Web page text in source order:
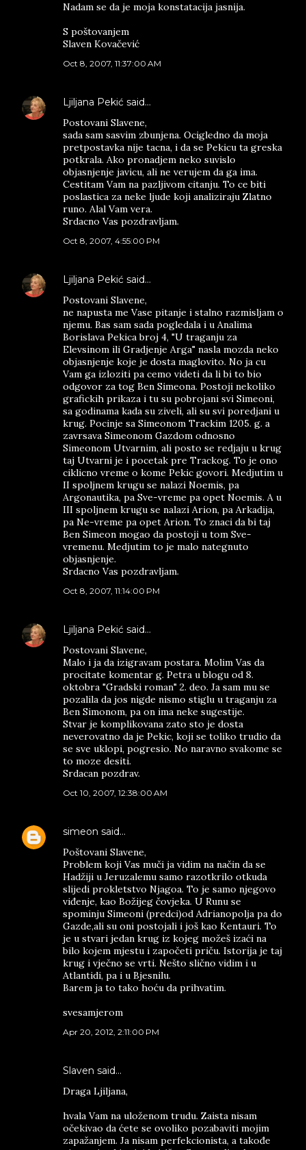
Nadam se da je moja konstatacija jasnija.
S poštovanjem
Slaven Kovačević
Oct 8, 2007, 11:37:00 AM
Ljiljana Pekić said…
Postovani Slavene,
sada sam sasvim zbunjena. Ocigledno da moja
pretpostavka nije tacna, i da se Pekicu ta greska
potkrala. Ako pronadjem neko suvislo
objasnjenje javicu, ali ne verujem da ga ima.
Cestitam Vam na pazljivom citanju. To ce biti
poslastica za neke ljude koji analiziraju Zlatno
runo. Alal Vam vera.
Srdacno Vas pozdravljam.
Oct 8, 2007, 4:55:00 PM
Ljiljana Pekić said…
Postovani Slavene,
ne napusta me Vase pitanje i stalno razmisljam o
njemu. Bas sam sada pogledala i u Analima
Borislava Pekica broj 4, "U traganju za
Elevsinom ili Gradjenje Arga" nasla mozda neko
objasnjenje koje je dosta maglovito. No ja cu
Vam ga izloziti pa cemo videti da li bi to bio
odgovor za tog Ben Simeona. Postoji nekoliko
grafickih prikaza i tu su pobrojani svi Simeoni,
sa godinama kada su ziveli, ali su svi poredjani u
krug. Pocinje sa Simeonom Trackim 1205. g. a
zavrsava Simeonom Gazdom odnosno
Simeonom Utvarnim, ali posto se redjaju u krug
taj Utvarni je i pocetak pre Trackog. To je ono
ciklicno vreme o kome Pekic govori. Medjutim u
II spoljnem krugu se nalazi Noemis, pa
Argonautika, pa Sve-vreme pa opet Noemis. A u
III spoljnem krugu se nalazi Arion, pa Arkadija,
pa Ne-vreme pa opet Arion. To znaci da bi taj
Ben Simeon mogao da postoji u tom Sve-
vremenu. Medjutim to je malo nategnuto
objasnjenje.
Srdacno Vas pozdravljam.
Oct 8, 2007, 11:14:00 PM
Ljiljana Pekić said…
Postovani Slavene,
Malo i ja da izigravam postara. Molim Vas da
procitate komentar g. Petra u blogu od 8.
oktobra "Gradski roman" 2. deo. Ja sam mu se
pozalila da jos nigde nismo stiglu u traganju za
Ben Simonom, pa on ima neke sugestije.
Stvar je komplikovana zato sto je dosta
neverovatno da je Pekic, koji se toliko trudio da
se sve uklopi, pogresio. No naravno svakome se
to moze desiti.
Srdacan pozdrav.
Oct 10, 2007, 12:38:00 AM
simeon said…
Poštovani Slavene,
Problem koji Vas muči ja vidim na način da se
Hadžiji u Jeruzalemu samo razotkrilo otkuda
slijedi prokletstvo Njagoa. To je samo njegovo
viđenje, kao Božijeg čovjeka. U Runu se
spominju Simeoni (predci)od Adrianopolja pa do
Gazde,ali su oni postojali i još kao Kentauri. To
je u stvari jedan krug iz kojeg možeš izaći na
bilo kojem mjestu i započeti priču. Istorija je taj
krug i vječno se vrti. Nešto slično vidim i u
Atlantidi, pa i u Bjesnilu.
Barem ja to tako hoću da prihvatim.
svesamjerom
Apr 20, 2012, 2:11:00 PM
Slaven said…
Draga Ljiljana,
hvala Vam na uloženom trudu. Zaista nisam
očekivao da ćete se ovoliko pozabaviti mojim
zapažanjem. Ja nisam perfekcionista, a takođe